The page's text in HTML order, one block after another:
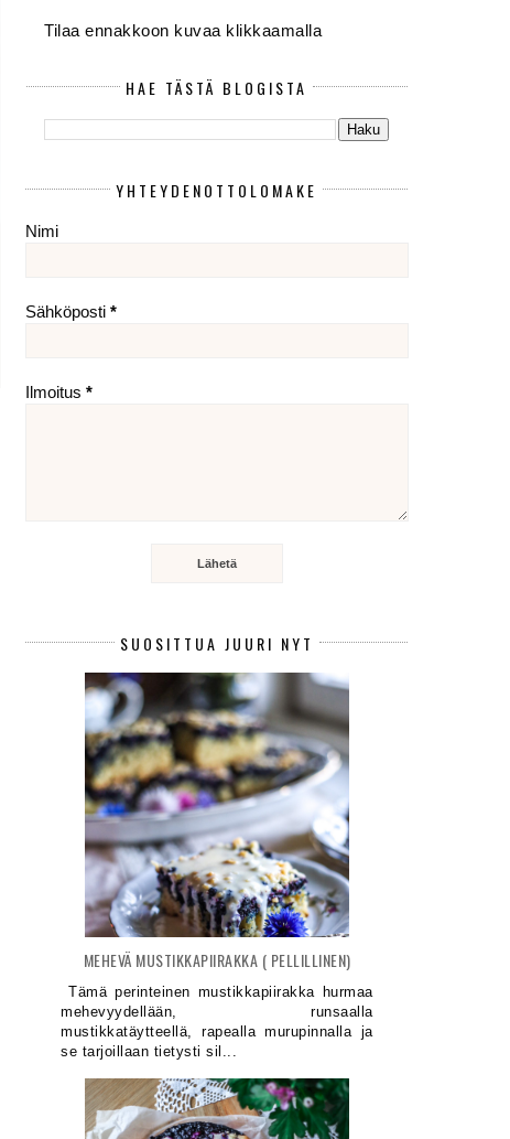
Tilaa ennakkoon kuvaa klikkaamalla
HAE TÄSTÄ BLOGISTA
YHTEYDENOTTOLOMAKE
Nimi
Sähköposti *
Ilmoitus *
SUOSITTUA JUURI NYT
MEHEVÄ MUSTIKKAPIIRAKKA ( PELLILLINEN)
Tämä perinteinen mustikkapiirakka hurmaa
mehevyydellään, runsaalla
mustikkatäytteellä, rapealla murupinnalla ja
se tarjoillaan tietysti sil...